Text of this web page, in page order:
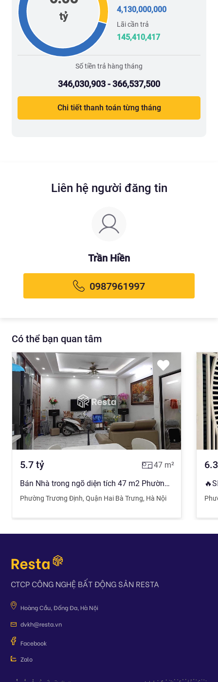
tỷ
4,130,000,000
Lãi cần trả
145,410,417
Số tiền trả hàng tháng
346,030,903 - 366,537,500
Chi tiết thanh toán từng tháng
Liên hệ người đăng tin
Trần Hiền
Có thể bạn quan tâm
5.7 tỷ 47m²
Bán Nhà trong ngõ diện tích 47 m2 Phường Trương Định, Hai Bà Trưng giá 5.7 tỷ đồng
Phường Trương Định, Quận Hai Bà Trưng, Hà Nội
CTCP CÔNG NGHỆ BẤT ĐỘNG SẢN RESTA
Hoàng Cầu, Đống Đa, Hà Nội
dvkh@resta.vn
Facebook
Zalo